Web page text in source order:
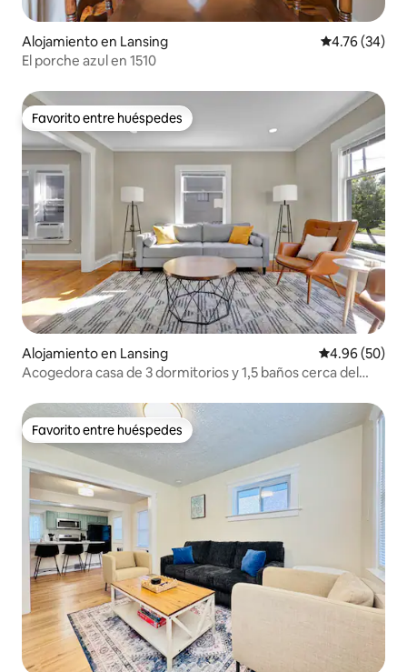
Alojamiento en Lansing Calificación
4.76 (34)
El porche azul en 1510
Favorito entre huéspedes
Favorito entre huéspedes
Alojamiento en Lansing Calificación
4.96 (50)
Acogedora casa de 3 dormitorios y 1,5 baños cerca del
Favorito entre huéspedes
Favorito entre huéspedes